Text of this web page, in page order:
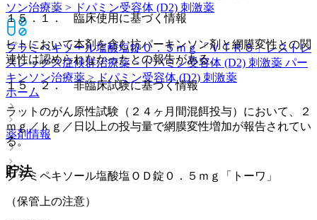
ソン治療薬 > ドパミン受容体 (D2) 刺激薬
プラミペキソール塩酸塩錠０．５ｍｇ「ＶＴＲＳ」レストレ
スレッグス症候群治療薬 > ドパミン受容体 (D2) 刺激薬 パー
キンソン治療薬 > ドパミン受容体 (D2) 刺激薬
ホーム
薬剤情報
プラミペキソール塩酸塩ＯＤ錠０．５ｍｇ「トーワ」
１５．１． 臨床使用に基づく情報
ヒトにおいて本剤を含む抗パーキンソン剤と網膜変性との関
連性は認められなかったとの報告がある。
１５．２． 非臨床試験に基づく情報
ラットのがん原性試験（２４ヶ月間混餌投与）において、２
ｍｇ／ｋｇ／日以上の投与量で網膜変性増加が報告されてい
る。
貯法
（保管上の注意）